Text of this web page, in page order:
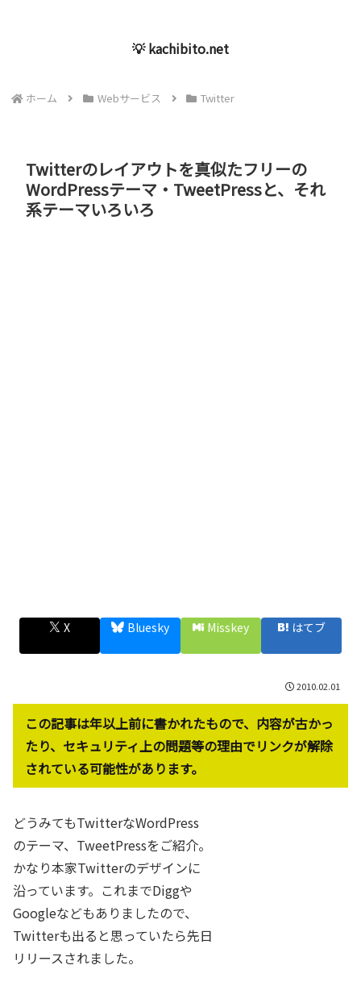
💡 kachibito.net
ホーム Webサービス Twitter
Twitterのレイアウトを真似たフリーの
WordPressテーマ・TweetPressと、それ
系テーマいろいろ
X Bluesky Misskey はてブ
2010.02.01
この記事は年以上前に書かれたもので、内容が古かっ
たり、セキュリティ上の問題等の理由でリンクが解除
されている可能性があります。
どうみてもTwitterなWordPress
のテーマ、TweetPressをご紹介。
かなり本家Twitterのデザインに
沿っています。これまでDiggや
Googleなどもありましたので、
Twitterも出ると思っていたら先日
リリースされました。